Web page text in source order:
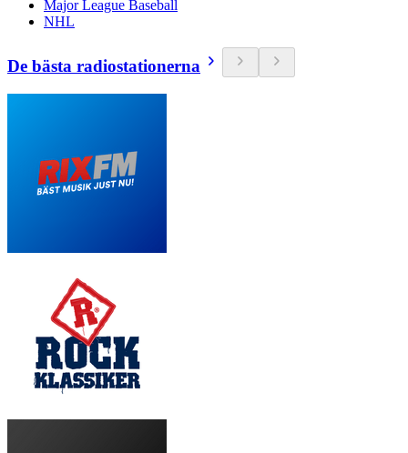
Major League Baseball
NHL
De bästa radiostationerna